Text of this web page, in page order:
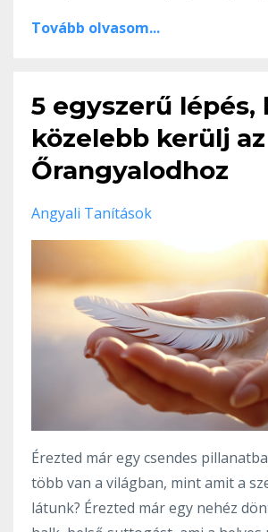
Tovább olvasom...
5 egyszerű lépés,
közelebb kerülj az
Őrangyalodhoz
Angyali Tanítások
Érezted már egy csendes
több van a világban, mint amit a
látunk? Érezted már egy nehéz